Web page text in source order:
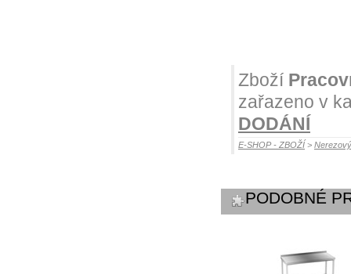
Zboží
zařazeno v
DODÁNÍ
E-SHOP - ZBOŽÍ >
PODOBNÉ